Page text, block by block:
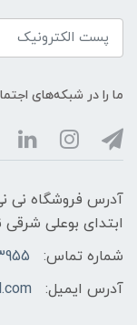
ما را در شبکه‌های
آدرس فروشگاه نی
ابتدای بوعلی
شماره تماس:
آدرس ایمیل: